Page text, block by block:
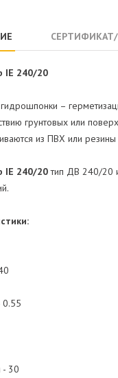
IE 240/20
–
грунтовых или
из ПВХ или резины
IE 240/20тип ДВ 240/20
- 30